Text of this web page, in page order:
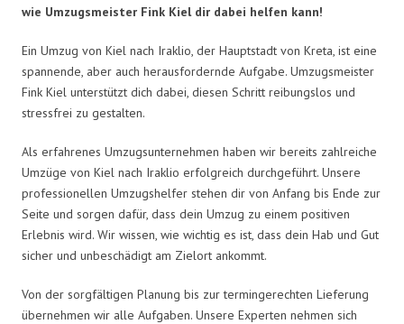
wie Umzugsmeister Fink Kiel dir dabei helfen kann!
Ein Umzug von Kiel nach Iraklio, der Hauptstadt von Kreta, ist eine
spannende, aber auch herausfordernde Aufgabe. Umzugsmeister
Fink Kiel unterstützt dich dabei, diesen Schritt reibungslos und
stressfrei zu gestalten.
Als erfahrenes Umzugsunternehmen haben wir bereits zahlreiche
Umzüge von Kiel nach Iraklio erfolgreich durchgeführt. Unsere
professionellen Umzugshelfer stehen dir von Anfang bis Ende zur
Seite und sorgen dafür, dass dein Umzug zu einem positiven
Erlebnis wird. Wir wissen, wie wichtig es ist, dass dein Hab und Gut
sicher und unbeschädigt am Zielort ankommt.
Von der sorgfältigen Planung bis zur termingerechten Lieferung
übernehmen wir alle Aufgaben. Unsere Experten nehmen sich